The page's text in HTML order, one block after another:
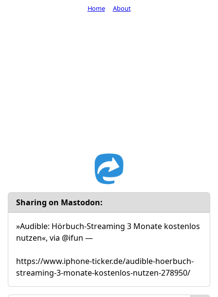
Sharing on Mastodon:
»Audible: Hörbuch-Streaming 3 Monate kostenlos
nutzen«, via @ifun —
https://www.iphone-ticker.de/audible-hoerbuch-
streaming-3-monate-kostenlos-nutzen-278950/
Home About